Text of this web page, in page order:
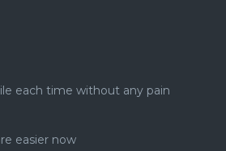
each time without any pain
easier now